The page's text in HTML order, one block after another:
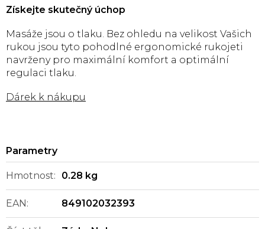
Získejte skutečný úchop
Masáže jsou o tlaku. Bez ohledu na velikost Vašich
rukou jsou tyto pohodlné ergonomické rukojeti
navrženy pro maximální komfort a optimální
regulaci tlaku.
Dárek k nákupu
Hmotnost: 0.28 kg
EAN: 849102032393